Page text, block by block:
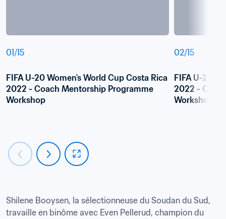
01/15
FIFA U-20 Women's World Cup Costa Rica
2022 - Coach Mentorship Programme
Workshop
02/15
FIFA U-20
2022 -
Workshop
Shilene Booysen, la sélectionneuse du Soudan du Sud,
travaille en binôme avec Even Pellerud, champion du